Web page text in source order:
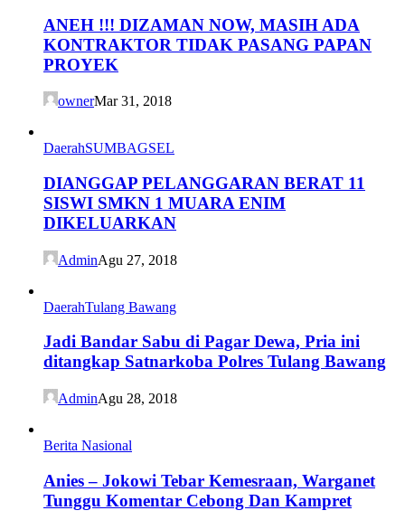
ANEH !!! DIZAMAN NOW, MASIH ADA
KONTRAKTOR TIDAK PASANG PAPAN
PROYEK
ownerMar 31, 2018
DaerahSUMBAGSEL
DIANGGAP PELANGGARAN BERAT 11
SISWI SMKN 1 MUARA ENIM
DIKELUARKAN
AdminAgu 27, 2018
DaerahTulang Bawang
Jadi Bandar Sabu di Pagar Dewa, Pria ini
ditangkap Satnarkoba Polres Tulang Bawang
AdminAgu 28, 2018
Berita Nasional
Anies – Jokowi Tebar Kemesraan, Warganet
Tunggu Komentar Cebong Dan Kampret